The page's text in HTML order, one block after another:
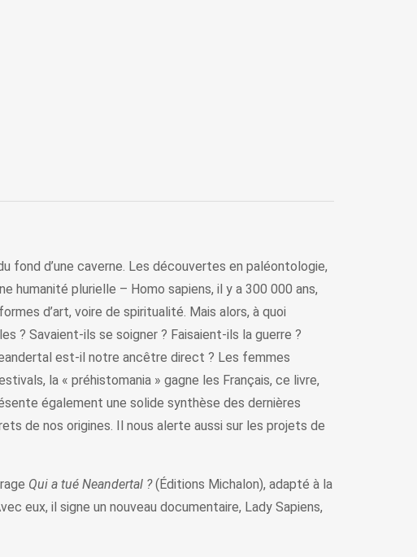
fond d’une caverne. Les découvertes en paléontologie,
plurielle – Homo sapiens, il y a 300 000 ans,
d’art, voire de spiritualité. Mais alors, à quoi
? Savaient-ils se soigner ? Faisaient-ils la guerre ?
est-il notre ancêtre direct ? Les femmes
la « préhistomania » gagne les Français, ce livre,
également une solide synthèse des dernières
de nos origines. Il nous alerte aussi sur les projets de
Qui a tué Neandertal ?(Éditions Michalon), adapté à la
eux, il signe un nouveau documentaire, Lady Sapiens,